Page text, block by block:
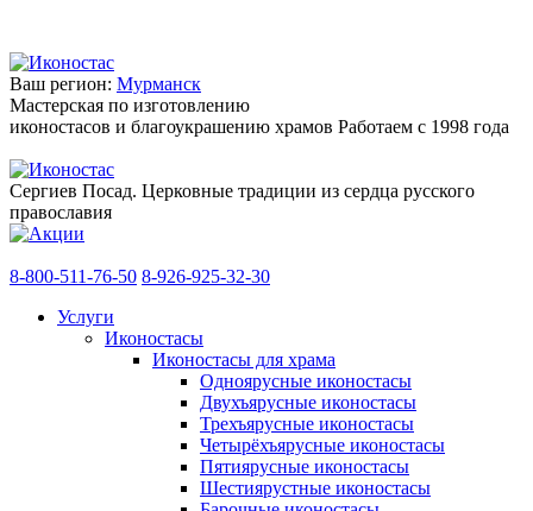
Ваш регион: Мурманск
Мастерская по изготовлению
иконостасов и благоукрашению храмов Работаем с 1998 года
Сергиев Посад. Церковные традиции из сердца русского
православия
8-800-511-76-50 8-926-925-32-30
Услуги
Иконостасы
Иконостасы для храма
Одноярусные иконостасы
Двухъярусные иконостасы
Трехъярусные иконостасы
Четырёхъярусные иконостасы
Пятиярусные иконостасы
Шестиярустные иконостасы